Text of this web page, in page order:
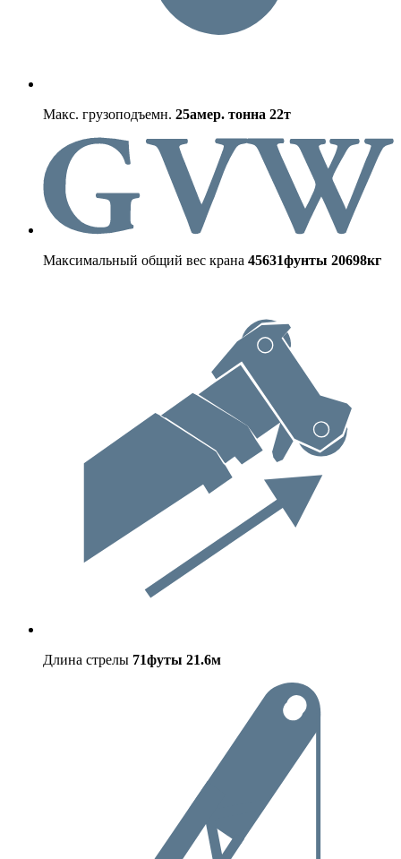
Макс. грузоподъемн. 25амер. тонна 22т
Максимальный общий вес крана 45631фунты 20698кг
Длина стрелы 71футы 21.6м